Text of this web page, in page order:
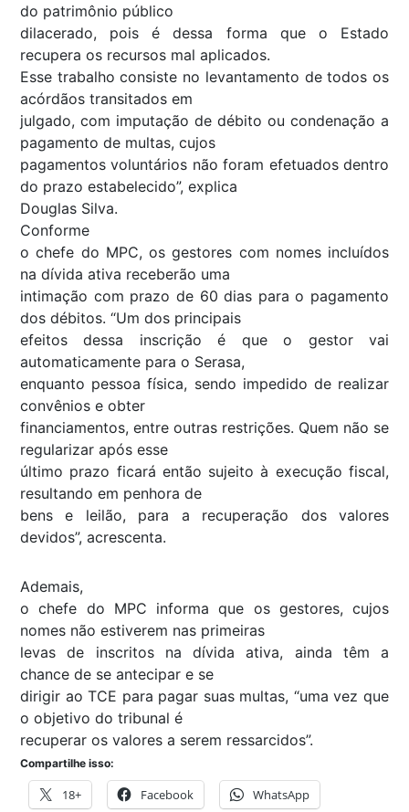
do patrimônio público
dilacerado, pois é dessa forma que o Estado
recupera os recursos mal aplicados.
Esse trabalho consiste no levantamento de todos os
acórdãos transitados em
julgado, com imputação de débito ou condenação a
pagamento de multas, cujos
pagamentos voluntários não foram efetuados dentro
do prazo estabelecido”, explica
Douglas Silva.
Conforme
o chefe do MPC, os gestores com nomes incluídos
na dívida ativa receberão uma
intimação com prazo de 60 dias para o pagamento
dos débitos. “Um dos principais
efeitos dessa inscrição é que o gestor vai
automaticamente para o Serasa,
enquanto pessoa física, sendo impedido de realizar
convênios e obter
financiamentos, entre outras restrições. Quem não se
regularizar após esse
último prazo ficará então sujeito à execução fiscal,
resultando em penhora de
bens e leilão, para a recuperação dos valores
devidos”, acrescenta.
Ademais,
o chefe do MPC informa que os gestores, cujos
nomes não estiverem nas primeiras
levas de inscritos na dívida ativa, ainda têm a
chance de se antecipar e se
dirigir ao TCE para pagar suas multas, “uma vez que
o objetivo do tribunal é
recuperar os valores a serem ressarcidos”.
Compartilhe isso:
18+ Facebook WhatsApp